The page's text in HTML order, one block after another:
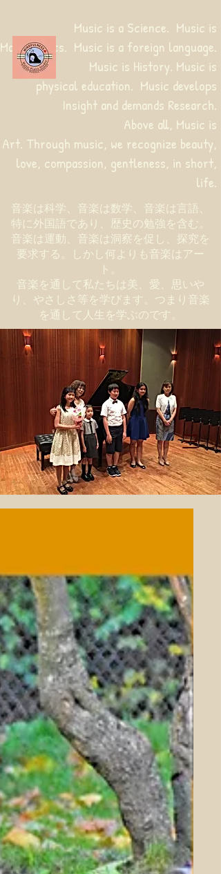
音楽は科学、音楽は数学、音楽は言語、
特に外国語であり、歴史の勉強を含む。
音楽は運動、音楽は洞察を促し、探究を
要求する。しかし何よりも音楽はアー
ト。
音楽を通して私たちは美、愛、思いや
り、やさしさ等を学びます。つまり音楽
を通して人生を学ぶのです。
Music is a Science. Music is
Mathematics. Music is a foreign language.
Music is History. Music is
physical education. Music develops
Insight and demands Research.
Above all, Music is
Art. Through music, we recognize beauty,
love, compassion, gentleness, in short,
life.